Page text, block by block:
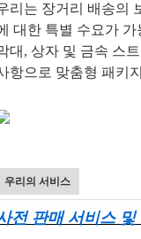
리는 장거리 배송의
대한 특별 수요가
대, 상자 및 금속 스
항으로 맞춤형 패키
우리의 서비스
전 판매 서비스